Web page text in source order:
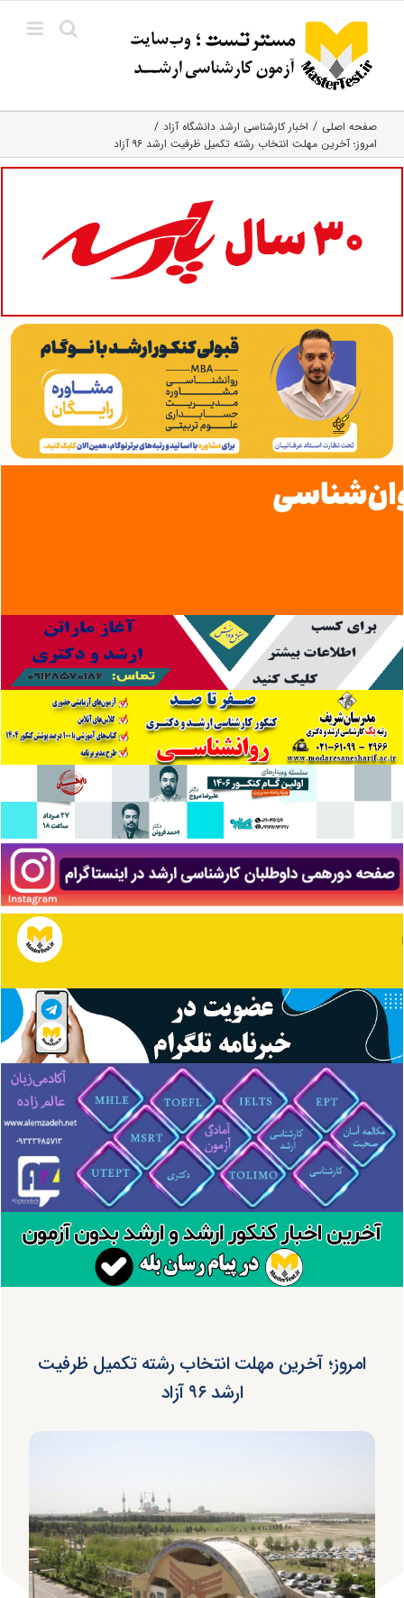
content
صفحه اصلی
اخبار کارشناسی ارشد دانشگاه آزاد
امروز؛ آخرین مهلت انتخاب رشته تکمیل ظرفیت ارشد ۹۶ آزاد
امروز؛ آخرین مهلت انتخاب رشته تکمیل ظرفیت
ارشد ۹۶ آزاد